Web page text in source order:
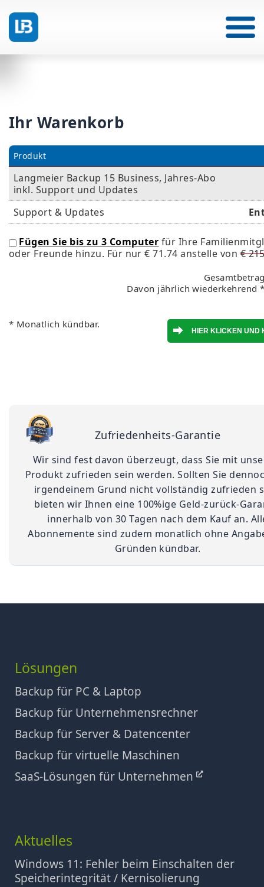
Ihr Warenkorb
Produkt
Langmeier Backup 15 Business, Jahres-Abo
inkl. Support und Updates
Support & Updates
Fügen Sie bis zu 3 Computer für Ihre
oder Freunde hinzu. Für nur€ 71.74 anstelle von€
Davon jährlich wiederkehrend
* Monatlich kündbar.
Zufriedenheits-Garantie
Wir sind fest davon überzeugt, dass Sie mit
Produkt zufrieden sein werden. Sollten Sie
irgendeinem Grund nicht vollständig zufrieden
bieten wir Ihnen eine 100%ige Geld-zurück-
innerhalb von 30 Tagen nach dem Kauf an.
Abonnemente sind zudem monatlich ohne
Gründen kündbar.
Lösungen
Backup für PC & Laptop
Backup für Unternehmensrechner
Backup für Server & Datencenter
Backup für virtuelle Maschinen
SaaS-Lösungen für Unternehmen
Aktuelles
Windows 11: Fehler beim Einschalten der
Speicherintegrität / Kernisolierung